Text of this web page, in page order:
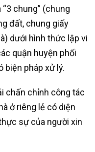
chung” (chung
đất, chung giấy
dưới hình thức lập vi
quận huyện phối
biện pháp xử lý.
chấn chỉnh công tác
ở riêng lẻ có diện
sự của người xin